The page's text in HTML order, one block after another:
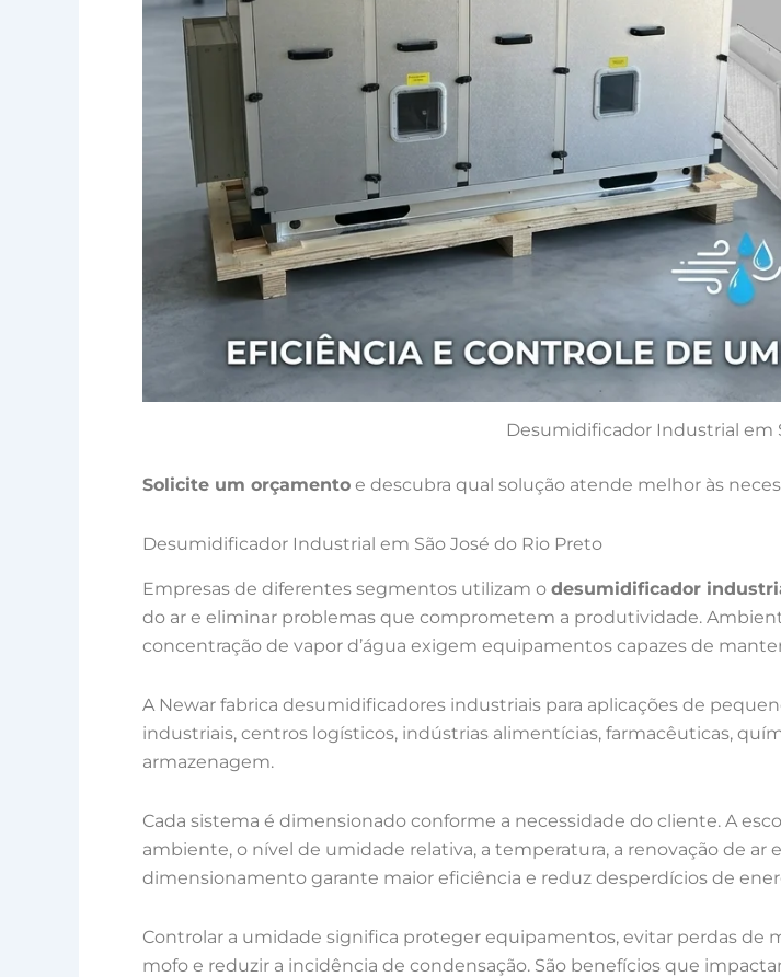
Desumidificador Industrial em
Solicite um orçamento e descubra qual solução atende melhor às
Desumidificador Industrial em São José do Rio Preto
Empresas de diferentes segmentos utilizam o desumidificador
do ar e eliminar problemas que comprometem a produtividade.
concentração de vapor d’água exigem equipamentos capazes de
A Newar fabrica desumidificadores industriais para aplicações de
industriais, centros logísticos, indústrias alimentícias, farmacêuticas,
armazenagem.
Cada sistema é dimensionado conforme a necessidade do cliente. A
ambiente, o nível de umidade relativa, a temperatura, a renovação de ar
dimensionamento garante maior eficiência e reduz desperdícios de
Controlar a umidade significa proteger equipamentos, evitar perdas de
mofo e reduzir a incidência de condensação. São benefícios que